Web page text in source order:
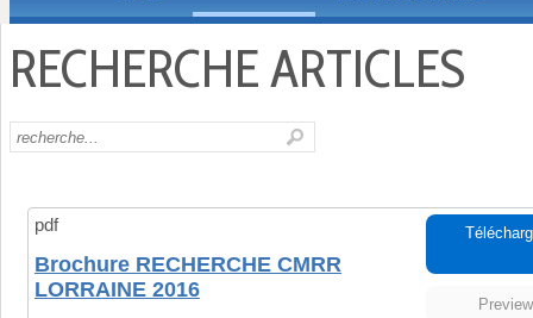
RECHERCHE ARTICLES
pdf
Brochure RECHERCHE CMRR
LORRAINE 2016
Preview